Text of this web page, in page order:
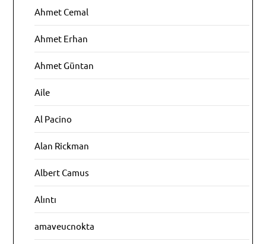
Ahmet Cemal
Ahmet Erhan
Ahmet Güntan
Aile
Al Pacino
Alan Rickman
Albert Camus
Alıntı
amaveucnokta